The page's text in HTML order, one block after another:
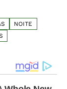
NOITE